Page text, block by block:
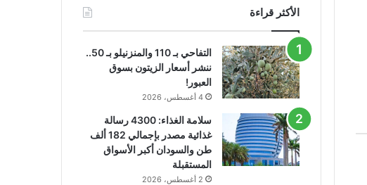
الأكثر قراءة
التفاحي بـ 110 والمنزنيلو بـ 50..
ننشر أسعار الزيتون بسوق
العبور!
4 أغسطس، 2026
سلامة الغذاء: 4300 رسالة
غذائية مصدر بإجمالي 182 ألف
طن والسودان أكبر الأسواق
المستقبلة
2 أغسطس، 2026